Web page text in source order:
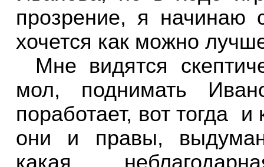
прозрение, я
хочется как можно
Мне видятся
мол, поднимать
поработает, вот тогда и
они и правы,
какая